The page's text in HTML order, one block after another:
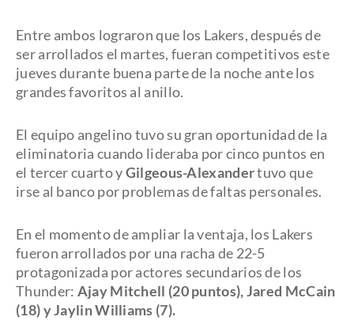
Entre ambos lograron que los Lakers, después de
ser arrollados el martes, fueran competitivos este
jueves durante buena parte de la noche ante los
grandes favoritos al anillo.
El equipo angelino tuvo su gran oportunidad de la
eliminatoria cuando lideraba por cinco puntos en
el tercer cuarto yGilgeous-Alexandertuvo que
irse al banco por problemas de faltas personales.
En el momento de ampliar la ventaja, los Lakers
fueron arrollados por una racha de 22-5
protagonizada por actores secundarios de los
Thunder: Ajay Mitchell (20 puntos), Jared McCain
(18) y Jaylin Williams (7).